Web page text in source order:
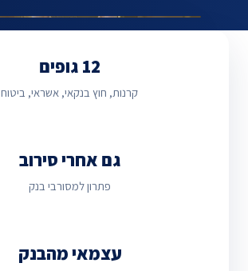
12 גופים
קרנות, חוץ בנקאי, אשראי, ביטוח
גם אחרי סירוב
פתרון למסורבי בנק
עצמאי מהבנק